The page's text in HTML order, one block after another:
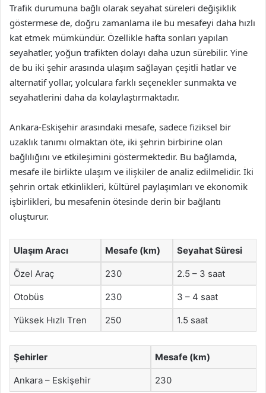
Trafik durumuna bağlı olarak seyahat süreleri değişiklik
göstermese de, doğru zamanlama ile bu mesafeyi daha hızlı
kat etmek mümkündür. Özellikle hafta sonları yapılan
seyahatler, yoğun trafikten dolayı daha uzun sürebilir. Yine
de bu iki şehir arasında ulaşım sağlayan çeşitli hatlar ve
alternatif yollar, yolculara farklı seçenekler sunmakta ve
seyahatlerini daha da kolaylaştırmaktadır.
Ankara-Eskişehir arasındaki mesafe, sadece fiziksel bir
uzaklık tanımı olmaktan öte, iki şehrin birbirine olan
bağlılığını ve etkileşimini göstermektedir. Bu bağlamda,
mesafe ile birlikte ulaşım ve ilişkiler de analiz edilmelidir. İki
şehrin ortak etkinlikleri, kültürel paylaşımları ve ekonomik
işbirlikleri, bu mesafenin ötesinde derin bir bağlantı
oluşturur.
Ulaşım Aracı Mesafe (km) Seyahat Süresi
Özel Araç 230 2.5 – 3 saat
Otobüs 230 3 – 4 saat
Yüksek Hızlı Tren 250 1.5 saat
Şehirler Mesafe (km)
Ankara – Eskişehir 230